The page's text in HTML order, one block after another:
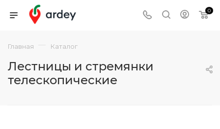
0
Главная — Каталог
Лестницы и стремянки
телескопические